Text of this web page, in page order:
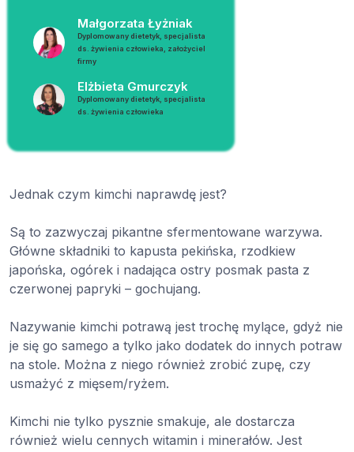
Małgorzata Łyżniak
Dyplomowany dietetyk, specjalista
ds. żywienia człowieka, założyciel
firmy
Elżbieta Gmurczyk
Dyplomowany dietetyk, specjalista
ds. żywienia człowieka
Jednak czym kimchi naprawdę jest?
Są to zazwyczaj pikantne sfermentowane warzywa.
Główne składniki to kapusta pekińska, rzodkiew
japońska, ogórek i nadająca ostry posmak pasta z
czerwonej papryki – gochujang.
Nazywanie kimchi potrawą jest trochę mylące, gdyż nie
je się go samego a tylko jako dodatek do innych potraw
na stole. Można z niego również zrobić zupę, czy
usmażyć z mięsem/ryżem.
Kimchi nie tylko pysznie smakuje, ale dostarcza
również wielu cennych witamin i minerałów. Jest